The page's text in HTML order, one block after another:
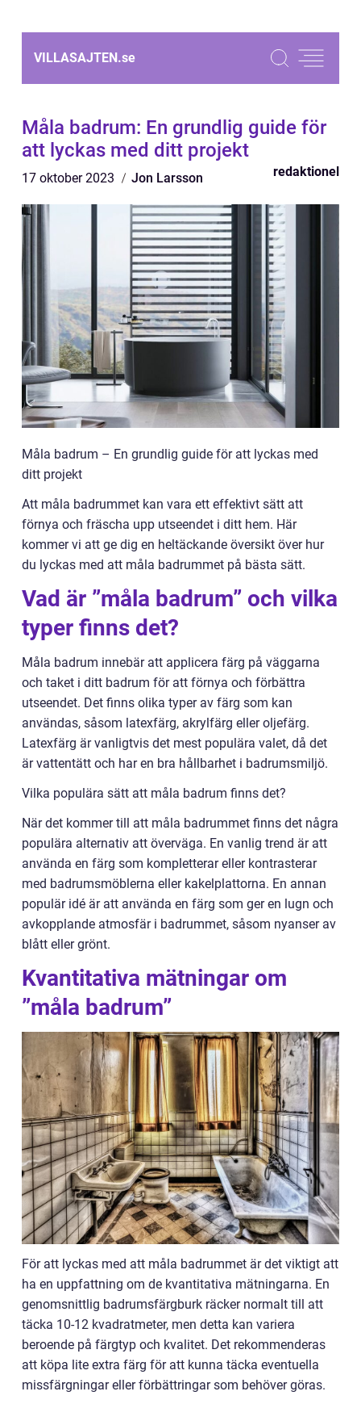
VILLASAJTEN.se
Måla badrum: En grundlig guide för
att lyckas med ditt projekt
17 oktober 2023 Jon Larsson redaktionel
Måla badrum – En grundlig guide för att lyckas med
ditt projekt
Att måla badrummet kan vara ett effektivt sätt att
förnya och fräscha upp utseendet i ditt hem. Här
kommer vi att ge dig en heltäckande översikt över hur
du lyckas med att måla badrummet på bästa sätt.
Vad är ”måla badrum” och vilka
typer finns det?
Måla badrum innebär att applicera färg på väggarna
och taket i ditt badrum för att förnya och förbättra
utseendet. Det finns olika typer av färg som kan
användas, såsom latexfärg, akrylfärg eller oljefärg.
Latexfärg är vanligtvis det mest populära valet, då det
är vattentätt och har en bra hållbarhet i badrumsmiljö.
Vilka populära sätt att måla badrum finns det?
När det kommer till att måla badrummet finns det några
populära alternativ att överväga. En vanlig trend är att
använda en färg som kompletterar eller kontrasterar
med badrumsmöblerna eller kakelplattorna. En annan
populär idé är att använda en färg som ger en lugn och
avkopplande atmosfär i badrummet, såsom nyanser av
blått eller grönt.
Kvantitativa mätningar om
”måla badrum”
För att lyckas med att måla badrummet är det viktigt att
ha en uppfattning om de kvantitativa mätningarna. En
genomsnittlig badrumsfärgburk räcker normalt till att
täcka 10-12 kvadratmeter, men detta kan variera
beroende på färgtyp och kvalitet. Det rekommenderas
att köpa lite extra färg för att kunna täcka eventuella
missfärgningar eller förbättringar som behöver göras.